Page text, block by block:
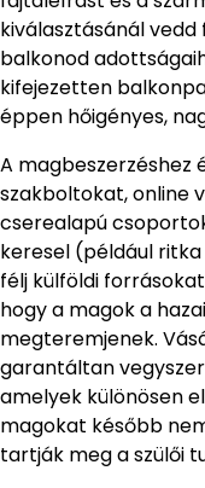
kiválasztásánál
balkonod
kifejezetten
éppen hőigényes,
A magbeszerzéshez
szakboltokat, online
cserealapú
keresel (például
félj külföldi
hogy a magok a
megteremjenek.
garantáltan
amelyek különösen
magokat később
tartják meg a szülői